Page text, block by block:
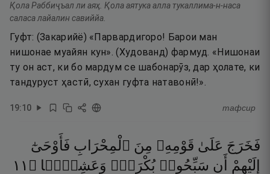
Қола Раббиҷъал ли аяҳ. Қола аятука алла тукаллима-н-наса
саласа лайалин савиййа.
Гуфт: (Закарийё) «Парвардигоро! Барои ман
нишонае муайян кун». (Худованд) фармуд. «Нишонаи
ту он аст, ки бо мардум се шабонарӯз, дар ҳолате, ки
тандуруст ҳастӣ, сухан гуфта натавонӣ!».
19:10 тафсир
فَخَرَجَ عَلَىٰ قَوْمِهِۦ مِنَ ٱلْمِحْرَابِ فَأَوْحَىٰٓ
إِلَيْهِمْ
أَن سَبِّحُوا۟ بُكْرَةًۭ وَعَشِيًّۭا ۝ ١١